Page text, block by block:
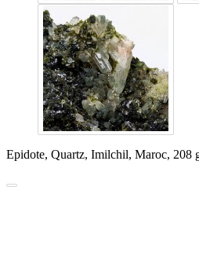
Epidote, Quartz, Imilchil, Maroc, 208